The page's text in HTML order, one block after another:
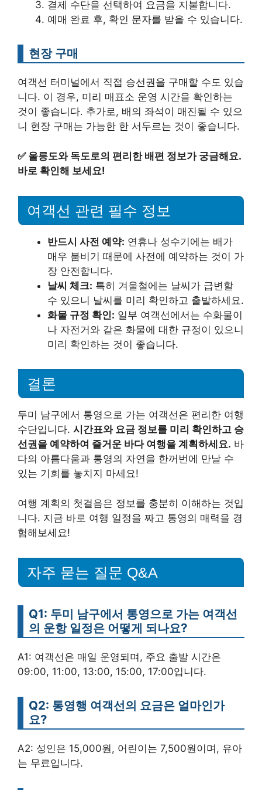
결제 수단을 선택하여 요금을 지불합니다.
예매 완료 후, 확인 문자를 받을 수 있습니다.
현장 구매
여객선 터미널에서 직접 승선권을 구매할 수도 있습
니다. 이 경우, 미리 매표소 운영 시간을 확인하는
것이 좋습니다. 추가로, 배의 좌석이 매진될 수 있으
니 현장 구매는 가능한 한 서두르는 것이 좋습니다.
✅ 울릉도와 독도로의 편리한 배편 정보가 궁금해요.
바로 확인해 보세요!
여객선 관련 필수 정보
반드시 사전 예약: 연휴나 성수기에는 배가
매우 붐비기 때문에 사전에 예약하는 것이 가
장 안전합니다.
날씨 체크: 특히 겨울철에는 날씨가 급변할
수 있으니 날씨를 미리 확인하고 출발하세요.
화물 규정 확인: 일부 여객선에서는 수화물이
나 자전거와 같은 화물에 대한 규정이 있으니
미리 확인하는 것이 좋습니다.
결론
두미 남구에서 통영으로 가는 여객선은 편리한 여행
수단입니다. 시간표와 요금 정보를 미리 확인하고 승
선권을 예약하여 즐거운 바다 여행을 계획하세요. 바
다의 아름다움과 통영의 자연을 한꺼번에 만날 수
있는 기회를 놓치지 마세요!
여행 계획의 첫걸음은 정보를 충분히 이해하는 것입
니다. 지금 바로 여행 일정을 짜고 통영의 매력을 경
험해보세요!
자주 묻는 질문 Q&A
Q1: 두미 남구에서 통영으로 가는 여객선
의 운항 일정은 어떻게 되나요?
A1: 여객선은 매일 운영되며, 주요 출발 시간은
09:00, 11:00, 13:00, 15:00, 17:00입니다.
Q2: 통영행 여객선의 요금은 얼마인가
요?
A2: 성인은 15,000원, 어린이는 7,500원이며, 유아
는 무료입니다.